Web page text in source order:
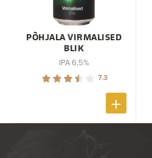
PÕHJALA VIRMALISED
BLIK
IPA 6,5%
7.3